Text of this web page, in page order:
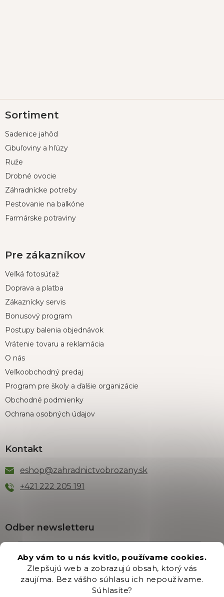
Aby vám to u nás kvitlo, používame cookies.
Zlepšujú web a zobrazujú obsah, ktorý vás
zaujíma. Bez vášho súhlasu ich nepoužívame.
Súhlasíte?
á
ä
Sortiment
Sadenice jahôd
Cibuľoviny a hľúzy
Ruže
Drobné ovocie
Záhradnícke potreby
Pestovanie na balkóne
Farmárske potraviny
Pre zákazníkov
Veľká fotosúťaž
Doprava a platba
Zákaznícky servis
Bonusový program
Postupy balenia objednávok
Vrátenie tovaru a reklamácia
O nás
Veľkoobchodný predaj
Program pre školy a ďalšie organizácie
Obchodné podmienky
Ochrana osobných údajov
Kontakt
eshop@zahradnictvobrozany.sk
+421 222 205 191
Odber newsletteru
Vložením e-mailu súhlasíte s podmienkamiochrany
osobných údajov.